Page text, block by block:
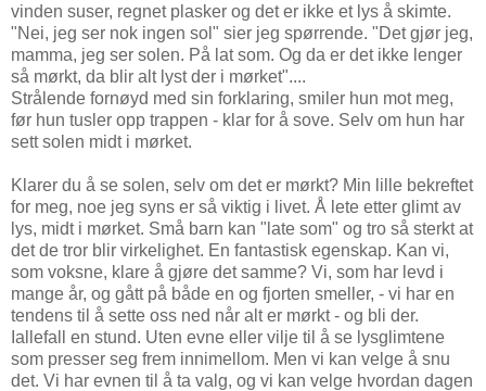
vinden suser, regnet plasker og det er ikke et lys å skimte.
"Nei, jeg ser nok ingen sol" sier jeg spørrende. "Det gjør jeg,
mamma, jeg ser solen. På lat som. Og da er det ikke lenger
så mørkt, da blir alt lyst der i mørket"....
Strålende fornøyd med sin forklaring, smiler hun mot meg,
før hun tusler opp trappen - klar for å sove. Selv om hun har
sett solen midt i mørket.
Klarer du å se solen, selv om det er mørkt? Min lille bekreftet
for meg, noe jeg syns er så viktig i livet. Å lete etter glimt av
lys, midt i mørket. Små barn kan "late som" og tro så sterkt at
det de tror blir virkelighet. En fantastisk egenskap. Kan vi,
som voksne, klare å gjøre det samme? Vi, som har levd i
mange år, og gått på både en og fjorten smeller, - vi har en
tendens til å sette oss ned når alt er mørkt - og bli der.
Iallefall en stund. Uten evne eller vilje til å se lysglimtene
som presser seg frem innimellom. Men vi kan velge å snu
det. Vi har evnen til å ta valg, og vi kan velge hvordan dagen